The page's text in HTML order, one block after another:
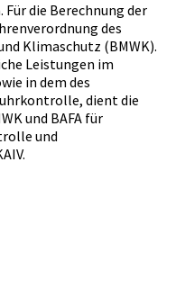
die Berechnung der
des
Klimaschutz (BMWK).
Leistungen im
in dem des
dient die
und BAFA für
und